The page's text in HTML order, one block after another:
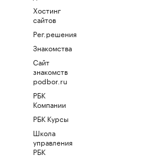
Хостинг
сайтов
Рег.решения
Знакомства
Сайт
знакомств
podbor.ru
РБК
Компании
РБК Курсы
Школа
управления
РБК